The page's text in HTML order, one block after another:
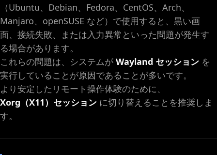
（Ubuntu、Debian、Fedora、CentOS、Arch、
Manjaro、openSUSE など）で使用すると、黒い画
面、接続失敗、または入力異常といった問題が発生す
る場合があります。
これらの問題は、システムが Wayland セッション を
実行していることが原因であることが多いです。
より安定したリモート操作体験のために、
Xorg（X11）セッション に切り替えることを推奨しま
す。